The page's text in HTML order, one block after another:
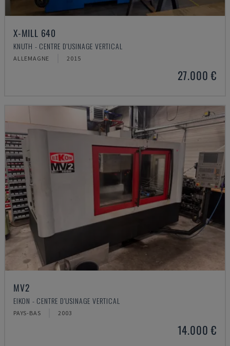
X-MILL 640
KNUTH - CENTRE D'USINAGE VERTICAL
ALLEMAGNE 2015
27.000 €
MV2
EIKON - CENTRE D'USINAGE VERTICAL
PAYS-BAS 2003
14.000 €